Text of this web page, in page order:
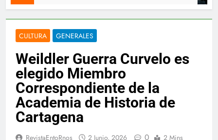
CULTURA GENERALES
Weildler Guerra Curvelo es
elegido Miembro
Correspondiente de la
Academia de Historia de
Cartagena
RevistaEntoRnos 2 Junio, 2026 0 2 Mins